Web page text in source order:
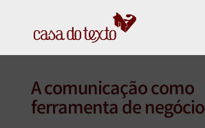
A comunicação como
ferramenta de negócio